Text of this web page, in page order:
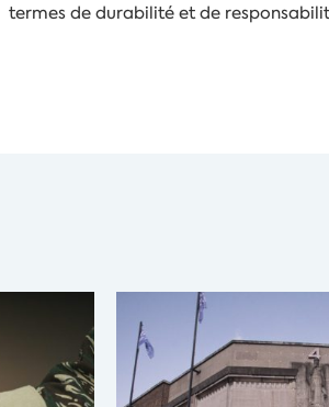
termes de durabilité et de